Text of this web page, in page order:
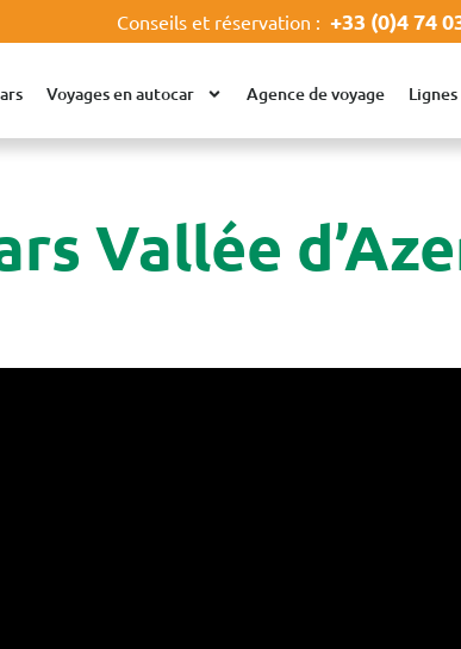
Conseils et réservation :+33 (0)4 74
Voyages en autocar Agence de voyage
Vallée